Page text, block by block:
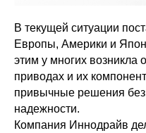
В текущей ситуации
Европы, Америки и
этим у многих возникла
приводах и их
привычные решения без
надежности.
Компания Иннодрайв